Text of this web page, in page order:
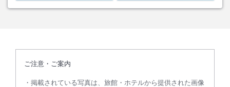
ご注意・ご案内
掲載されている写真は、旅館・ホテルから提供された画像